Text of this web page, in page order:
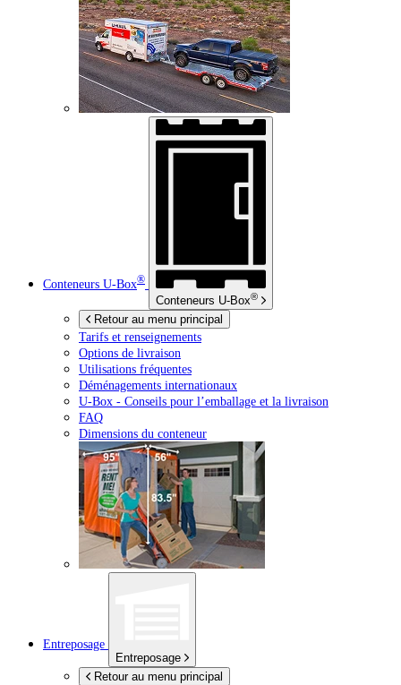
Conteneurs U-Box®
Conteneurs U-Box®
Retour au menu principal
Tarifs et renseignements
Options de livraison
Utilisations fréquentes
Déménagements internationaux
U-Box - Conseils pour l’emballage et la livraison
FAQ
Dimensions du conteneur
Entreposage
Entreposage
Retour au menu principal